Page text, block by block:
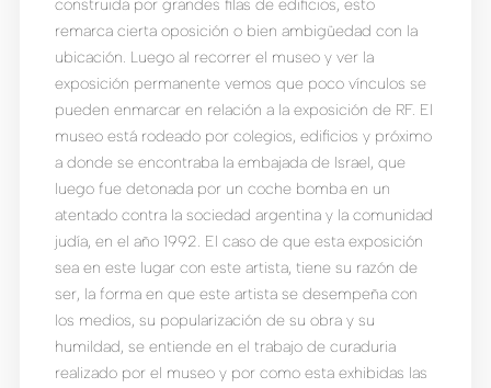
construida por grandes filas de edificios, esto
remarca cierta oposición o bien ambigüedad con la
ubicación. Luego al recorrer el museo y ver la
exposición permanente vemos que poco vínculos se
pueden enmarcar en relación a la exposición de RF. El
museo está rodeado por colegios, edificios y próximo
a donde se encontraba la embajada de Israel, que
luego fue detonada por un coche bomba en un
atentado contra la sociedad argentina y la comunidad
judía, en el año 1992. El caso de que esta exposición
sea en este lugar con este artista, tiene su razón de
ser, la forma en que este artista se desempeña con
los medios, su popularización de su obra y su
humildad, se entiende en el trabajo de curaduria
realizado por el museo y por como esta exhibidas las